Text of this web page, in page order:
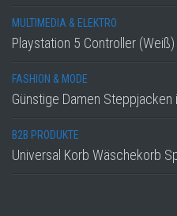
MULTIMEDIA & ELEKTRO
Playstation 5 Controller
FASHION & MODE
Günstige Damen
B2B PRODUKTE
Universal Korb Wäschekorb